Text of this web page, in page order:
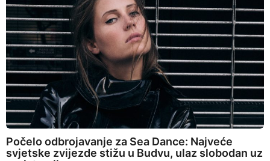
Počelo odbrojavanje za Sea Dance: Najveće
svjetske zvijezde stižu u Budvu, ulaz slobodan uz